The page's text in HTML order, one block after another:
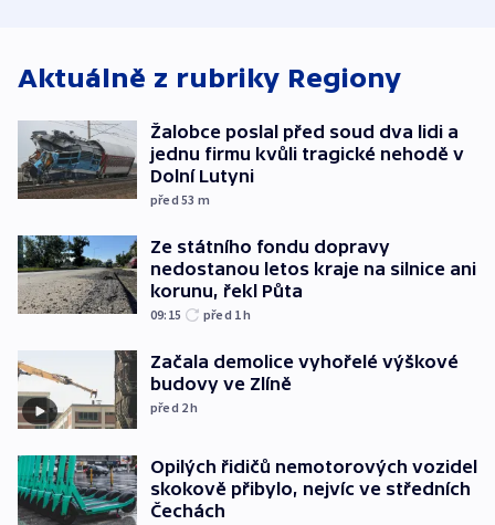
Aktuálně z rubriky Regiony
Žalobce poslal před soud dva lidi a
jednu firmu kvůli tragické nehodě v
Dolní Lutyni
před 53 m
Ze státního fondu dopravy
nedostanou letos kraje na silnice ani
korunu, řekl Půta
09:15 před 1h
Začala demolice vyhořelé výškové
budovy ve Zlíně
před 2h
Opilých řidičů nemotorových vozidel
skokově přibylo, nejvíc ve středních
Čechách